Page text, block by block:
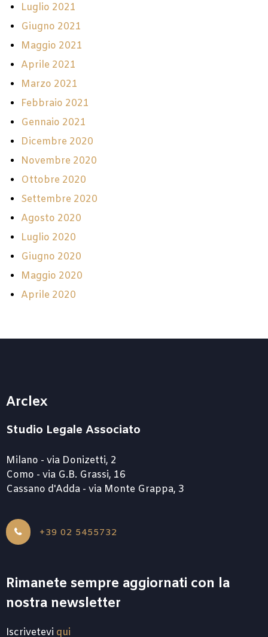
Luglio 2021
Giugno 2021
Maggio 2021
Aprile 2021
Marzo 2021
Febbraio 2021
Gennaio 2021
Dicembre 2020
Novembre 2020
Ottobre 2020
Settembre 2020
Agosto 2020
Luglio 2020
Giugno 2020
Maggio 2020
Aprile 2020
Arclex
Studio Legale Associato
Milano - via Donizetti, 2
Como - via G.B. Grassi, 16
Cassano d'Adda - via Monte Grappa, 3
+39 02 5455732
Rimanete sempre aggiornati con la
nostra newsletter
Iscrivetevi qui